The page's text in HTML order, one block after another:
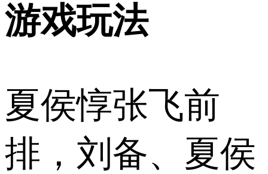
游戏玩法
夏侯惇张飞前
排，刘备、夏侯